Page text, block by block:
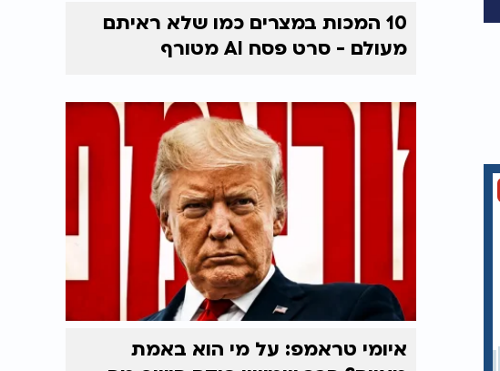
10 המכות במצרים כמו שלא ראיתם
מעולם - סרט פסח AI מטורף
איומי טראמפ: על מי הוא באמת